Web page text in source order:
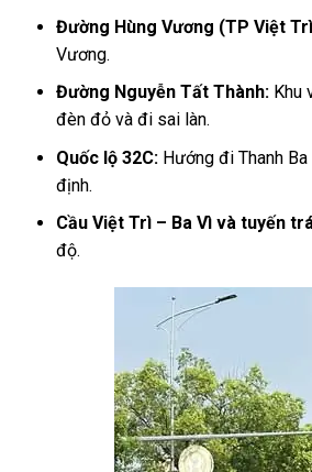
Đường Hùng Vương (TP Việt
Vương.
Đường Nguyễn Tất Thành:Khu
đèn đỏ và đi sai làn.
Quốc lộ 32C:Hướng đi Thanh Ba
định.
Cầu Việt Trì – Ba Vì và tuyến
độ.